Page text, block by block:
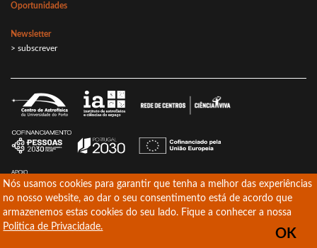
Oportunidades
Newsletter
> subscrever
Nós usamos cookies para garantir que tenha a melhor das experiências
no nosso website, ao dar o seu consentimento está de acordo que
armazenemos estas cookies do seu lado. Fique a conhecer a nossa
Politica de Privacidade.
OK